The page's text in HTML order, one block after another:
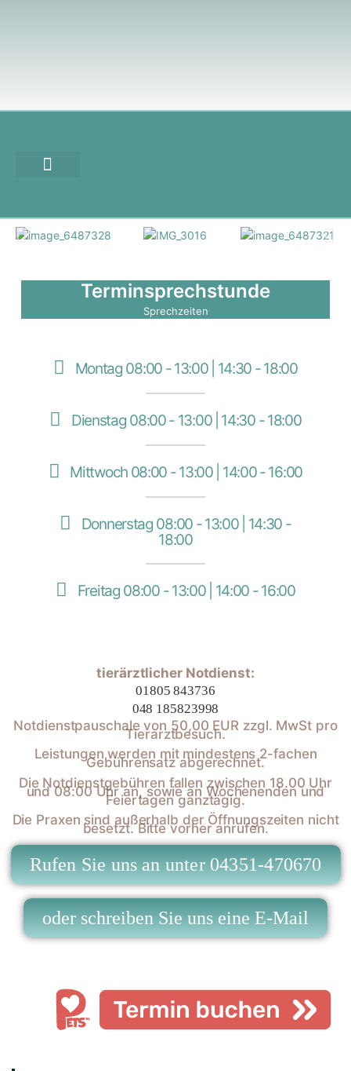
Terminsprechstunde
Sprechzeiten
Montag 08:00 - 13:00 | 14:30 - 18:00
Dienstag 08:00 - 13:00 | 14:30 - 18:00
Mittwoch 08:00 - 13:00 | 14:00 - 16:00
Donnerstag 08:00 - 13:00 | 14:30 -
18:00
Freitag 08:00 - 13:00 | 14:00 - 16:00
tierärztlicher Notdienst:
01805 843736
048 185823998
Notdienstpauschale von 50,00 EUR zzgl. MwSt pro
Tierarztbesuch.
Leistungen werden mit mindestens 2-fachen
Gebührensatz abgerechnet.
Die Notdienstgebühren fallen zwischen 18.00 Uhr
und 08:00 Uhr an, sowie an Wochenenden und
Feiertagen ganztägig.
Die Praxen sind außerhalb der Öffnungszeiten nicht
besetzt. Bitte vorher anrufen.
Rufen Sie uns an unter 04351-470670
oder schreiben Sie uns eine E-Mail